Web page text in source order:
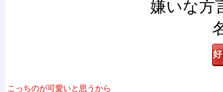
嫌いな方
こっちのが可愛いと思うから